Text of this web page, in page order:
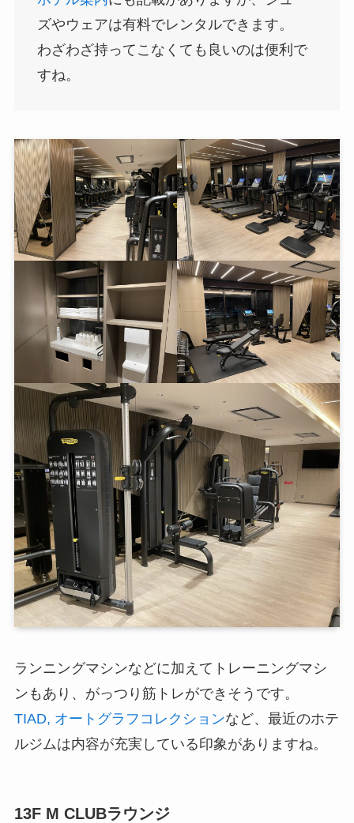
ズやウェアは有料でレンタルできます。
わざわざ持ってこなくても良いのは便利で
すね。
ランニングマシンなどに加えてトレーニングマシ
ンもあり、がっつり筋トレができそうです。
TIAD, オートグラフコレクションなど、最近のホテ
ルジムは内容が充実している印象がありますね。
13F M CLUBラウンジ